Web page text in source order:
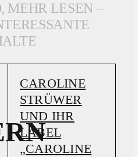
MEHR LESEN –
CAROLINE
STRÜWER
UND IHR
LABEL
„CAROLINE